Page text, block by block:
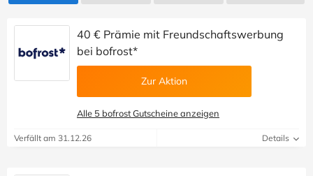
40 € Prämie mit Freundschaftswerbung
bei bofrost*
Zur Aktion
Alle 5 bofrost Gutscheine anzeigen
Verfällt am 31.12.26 Details